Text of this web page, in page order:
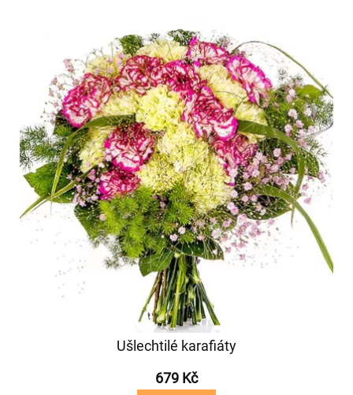
Ušlechtilé karafiáty
679 Kč